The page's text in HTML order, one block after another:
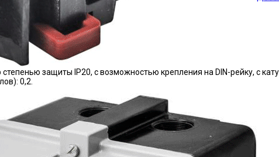
защиты IP20, с возможностью крепления на DIN-рейку, с
0,2.